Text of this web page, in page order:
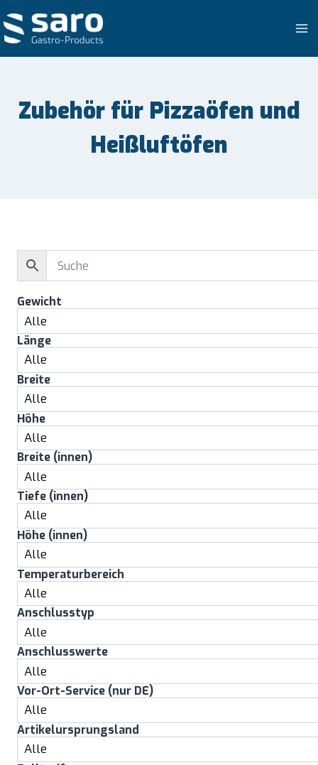
Inhalt
springen
Zubehör für Pizzaöfen und
Heißluftöfen
Gewicht
Länge
Breite
Höhe
Breite (innen)
Tiefe (innen)
Höhe (innen)
Temperaturbereich
Anschlusstyp
Anschlusswerte
Vor-Ort-Service (nur DE)
Artikelursprungsland